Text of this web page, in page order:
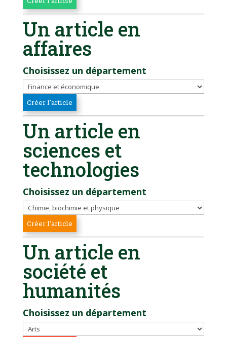
Un article en
affaires
Choisissez un département
Un article en
sciences et
technologies
Choisissez un département
Un article en
société et
humanités
Choisissez un département